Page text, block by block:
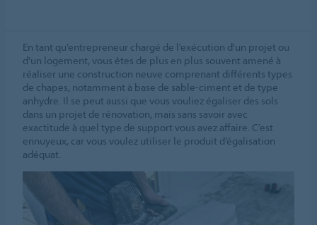
En tant qu’entrepreneur chargé de l’exécution d'un projet ou
d'un logement, vous êtes de plus en plus souvent amené à
réaliser une construction neuve comprenant différents types
de chapes, notamment à base de sable-ciment et de type
anhydre. Il se peut aussi que vous vouliez égaliser des sols
dans un projet de rénovation, mais sans savoir avec
exactitude à quel type de support vous avez affaire. C’est
ennuyeux, car vous voulez utiliser le produit d’égalisation
adéquat.